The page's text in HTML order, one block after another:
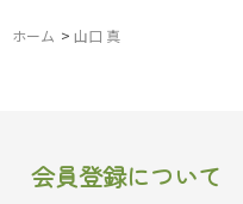
ホーム > 山口 真
会員登録について